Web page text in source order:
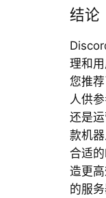
结论
理和
您推
人供
还是
款机
合适
造更
的服务